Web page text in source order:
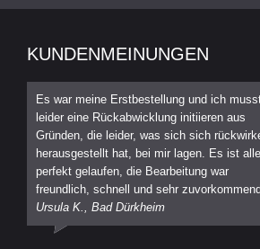
KUNDENMEINUNGEN
Es war meine Erstbestellung und ich
leider eine Rückabwicklung initiieren aus
Gründen, die leider, was sich sich
herausgestellt hat, bei mir lagen. Es ist
perfekt gelaufen, die Bearbeitung war
freundlich, schnell und sehr
Ursula K., Bad Dürkheim